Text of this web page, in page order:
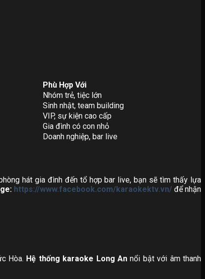
Phù Hợp Với
Nhóm trẻ, tiệc lớn
Sinh nhật, team building
VIP, sự kiện cao cấp
Gia đình có con nhỏ
Doanh nghiệp, bar live
hát gia đình đến tổ hợp bar live, bạn sẽ tìm thấy lựa
https://www.facebook.com/karaokektv.vn/để nhận
Hòa. Hệ thống karaoke Long An nổi bật với âm thanh